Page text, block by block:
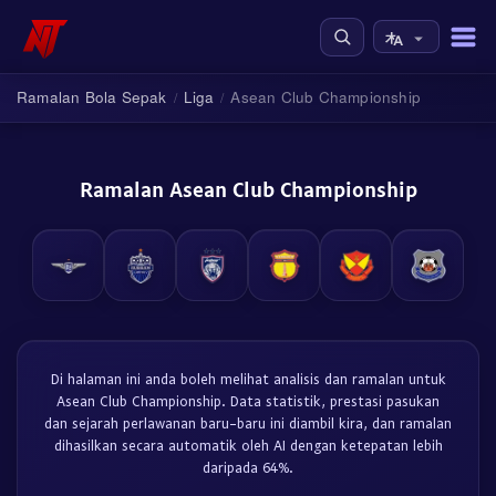
Ramalan Bola Sepak / Liga / Asean Club Championship
Ramalan Asean Club Championship
Di halaman ini anda boleh melihat analisis dan ramalan untuk
Asean Club Championship. Data statistik, prestasi pasukan
dan sejarah perlawanan baru-baru ini diambil kira, dan ramalan
dihasilkan secara automatik oleh AI dengan ketepatan lebih
daripada 64%.